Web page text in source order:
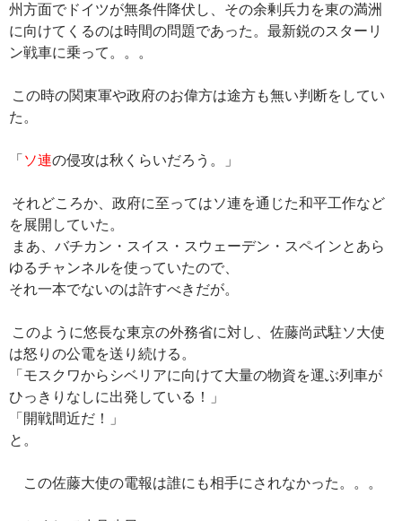
k
k
州方面でドイツが無条件降伏し、その余剰兵力を東の満洲
に向けてくるのは時間の問題であった。最新鋭のスターリ
ン戦車に乗って。。。
この時の関東軍や政府のお偉方は途方も無い判断をしてい
た。
「ソ連の侵攻は秋くらいだろう。」
それどころか、政府に至ってはソ連を通じた和平工作など
を展開していた。
まあ、バチカン・スイス・スウェーデン・スペインとあら
ゆるチャンネルを使っていたので、
それ一本でないのは許すべきだが。
このように悠長な東京の外務省に対し、佐藤尚武駐ソ大使
は怒りの公電を送り続ける。
「モスクワからシベリアに向けて大量の物資を運ぶ列車が
ひっきりなしに出発している！」
「開戦間近だ！」
と。
この佐藤大使の電報は誰にも相手にされなかった。。。